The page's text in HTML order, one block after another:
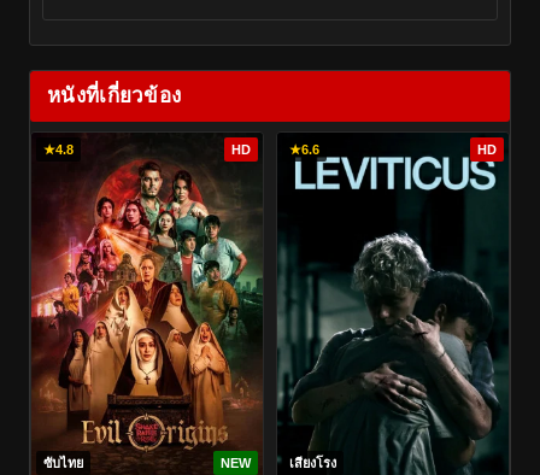
หนังที่เกี่ยวข้อง
★4.8 HD
ซับไทย NEW
★6.6 HD
เสียงโรง